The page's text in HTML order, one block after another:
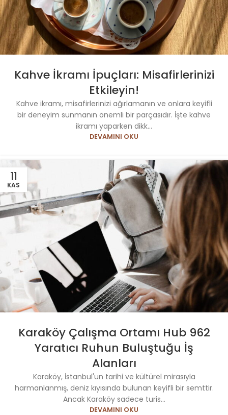
Kahve İkramı İpuçları: Misafirlerinizi
Etkileyin!
Kahve ikramı, misafirlerinizi ağırlamanın ve onlara keyifli
bir deneyim sunmanın önemli bir parçasıdır. İşte kahve
ikramı yaparken dikk...
DEVAMINI OKU
11
KAS
Karaköy Çalışma Ortamı Hub 962
Yaratıcı Ruhun Buluştuğu İş
Alanları
Karaköy, İstanbul'un tarihi ve kültürel mirasıyla
harmanlanmış, deniz kıyısında bulunan keyifli bir semttir.
Ancak Karaköy sadece turis...
DEVAMINI OKU